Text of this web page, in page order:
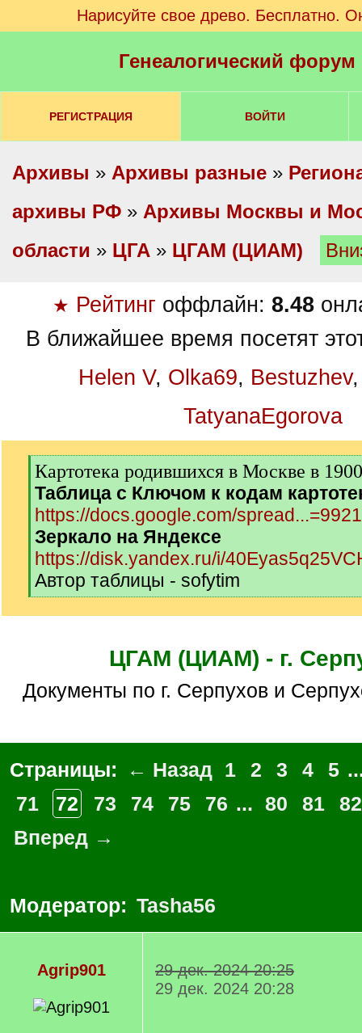
Нарисуйте свое древо. Бесплатно.
Генеалогический
РЕГИСТРАЦИЯ ВОЙТИ
Архивы » Архивы разные »
архивы РФ » Архивы Москвы и
области » ЦГА » ЦГАМ (ЦИАМ)
★ Рейтинг оффлайн: 8.48
В ближайшее время посетят
Helen V, Olka69, Bestuzhev
TatyanaEgorova
[
q
Картотека родившихся в Москве в
Таблица с Ключом к кодам
https://docs.google.com/
Зеркало на Яндексе
https://disk.yandex.ru/i/
Автор таблицы - sofytim
[
/
ЦГАМ (ЦИАМ) - г.
Документы по г. Серпухов и
Страницы: ← Назад 1 2 3 4 5
71
72 73 74 75 76 ... 80 81
82
Вперед →
Модератор: Tasha56
Agrip901
29 дек. 2024 20:25
29 дек. 2024 20:28